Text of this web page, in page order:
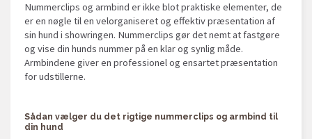
Nummerclips og armbind er ikke blot praktiske elementer, de
er en nøgle til en velorganiseret og effektiv præsentation af
sin hund i showringen. Nummerclips gør det nemt at fastgøre
og vise din hunds nummer på en klar og synlig måde.
Armbindene giver en professionel og ensartet præsentation
for udstillerne.
Sådan vælger du det rigtige nummerclips og armbind til
din hund